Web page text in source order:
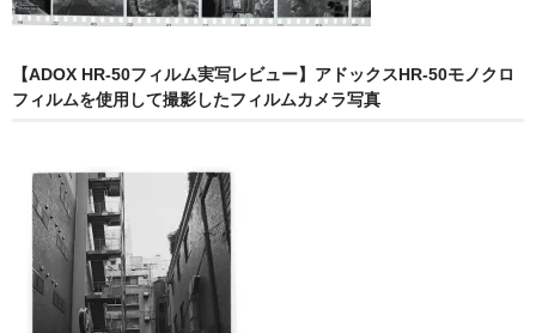
【ADOX HR-50フィルム実写レビュー】アドックスHR-50モノクロ
フィルムを使用して撮影したフィルムカメラ写真